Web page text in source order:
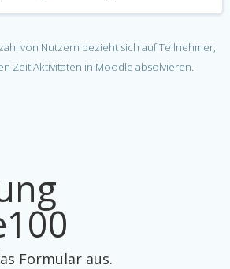
von Nutzern bezieht sich auf Teilnehmer,
Zeit Aktivitäten in Moodle absolvieren.
Formular aus.